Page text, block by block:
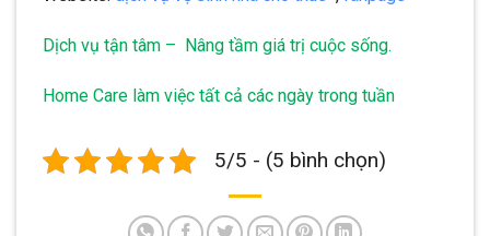
Dịch vụ tận tâm – Nâng tầm giá trị cuộc sống.
Home Care làm việc tất cả các ngày trong tuần
5/5 - (5 bình chọn)